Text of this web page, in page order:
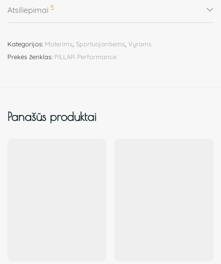
Atsiliepimai 5
Kategorijos: Moterims Sportuojantiems Vyrams
Prekės ženklas: PILLAR Performance
Panašūs produktai